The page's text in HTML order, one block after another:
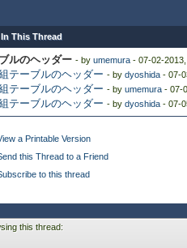
This Thread
ルのヘッダー - by umemura - 07-02-
テーブルのヘッダー - by dyoshida - 07-
テーブルのヘッダー - by umemura - 07-
テーブルのヘッダー - by dyoshida - 07-
a Printable Version
this Thread to a Friend
to this thread
this thread: